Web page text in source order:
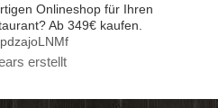
Onlineshop für Ihren
Ab 349€ kaufen.
erstellt